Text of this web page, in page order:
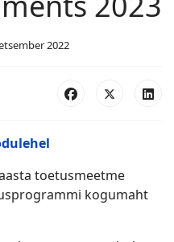
2022
toetusmeetme
kogumaht